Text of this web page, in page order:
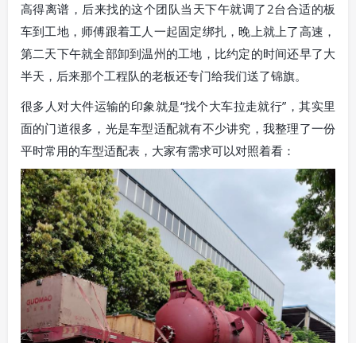
高得离谱，后来找的这个团队当天下午就调了2台合适的板
车到工地，师傅跟着工人一起固定绑扎，晚上就上了高速，
第二天下午就全部卸到温州的工地，比约定的时间还早了大
半天，后来那个工程队的老板还专门给我们送了锦旗。
很多人对大件运输的印象就是“找个大车拉走就行”，其实里
面的门道很多，光是车型适配就有不少讲究，我整理了一份
平时常用的车型适配表，大家有需求可以对照着看：